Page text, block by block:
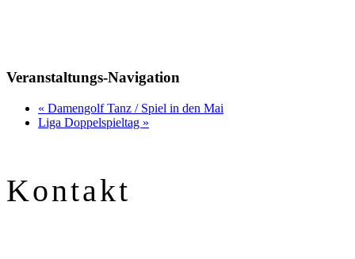
Veranstaltungs-Navigation
« Damengolf Tanz / Spiel in den Mai
Liga Doppelspieltag »
Kontakt